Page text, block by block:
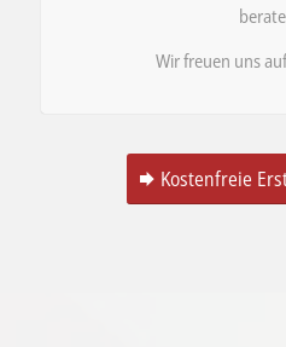
Wir freuen uns
Kostenfreie